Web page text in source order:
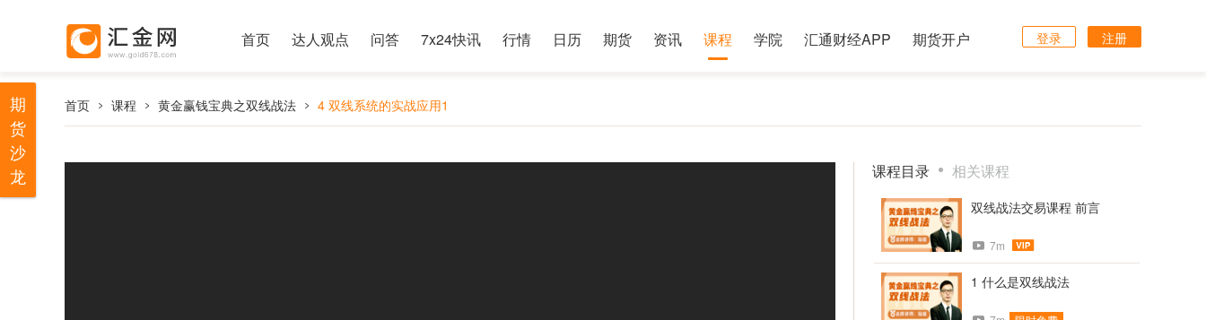
首页 达人观点 问答 7x24快讯 行情 日历 期货 资讯 课程 学院 汇通财经APP 期货开户 登录 注册
首页 课程 黄金赢钱宝典之双线战法 4 双线系统的实战应用1
课程目录 相关课程
双线战法交易课程 前言
7m
1 什么是双线战法
期
货
沙
龙